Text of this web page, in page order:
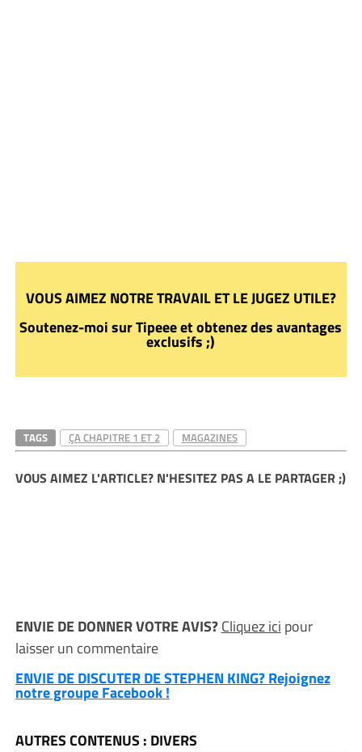
VOUS AIMEZ NOTRE TRAVAIL ET LE JUGEZ UTILE?
Soutenez-moi sur Tipeee et obtenez des avantages
exclusifs ;)
TAGS ÇA CHAPITRE 1 ET 2 MAGAZINES
VOUS AIMEZ L'ARTICLE? N'HESITEZ PAS A LE PARTAGER ;)
ENVIE DE DONNER VOTRE AVIS?Cliquez ici pour
laisser un commentaire
ENVIE DE DISCUTER DE STEPHEN KING? Rejoignez
notre groupe Facebook !
AUTRES CONTENUS : DIVERS